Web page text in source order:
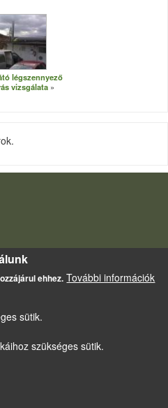
légszennyező
vizsgálata
ehhez. További információk
sütik.
szükséges sütik.